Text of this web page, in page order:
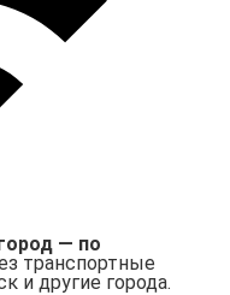
— по
транспортные
и другие города.